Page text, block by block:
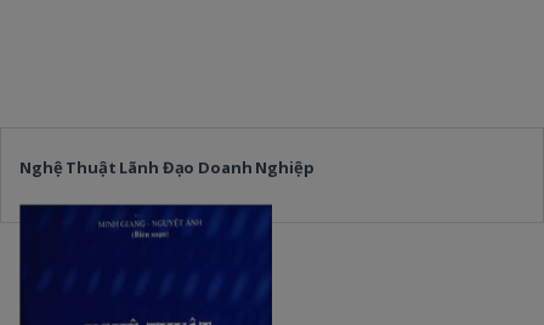
Nghệ Thuật Lãnh Đạo Doanh Nghiệp